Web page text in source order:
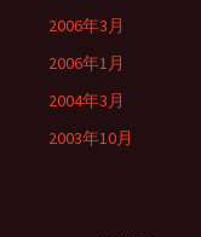
2006年3月
2006年1月
2004年3月
2003年10月